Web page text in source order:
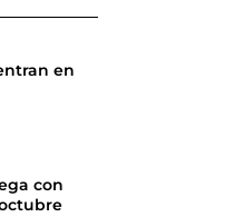
en
con